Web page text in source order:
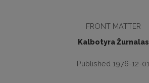
FRONT MATTER
Kalbotyra Žurnalas
Published 1976-12-01